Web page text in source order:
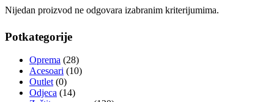
Nijedan proizvod ne odgovara izabranim kriterijumima.
Potkategorije
Oprema (28)
Acesoari (10)
Outlet (0)
Odjeca (14)